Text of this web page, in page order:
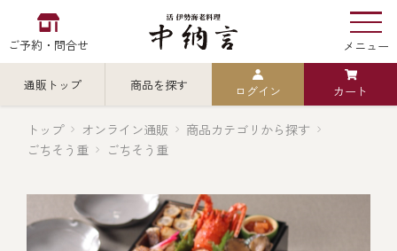
ご予約・問合せ メニュー
中納言の お食い初め
中納言の伊勢海老
通販トップ 商品を探す
カテゴリから探す 全ての商品を見る
ログイン カート
トップ オンライン通販
商品カテゴリから探す
ごちそう重
ごちそう重